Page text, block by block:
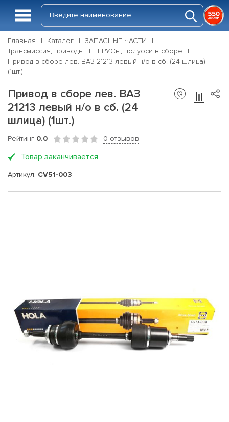
Главная Каталог
ЗАПАСНЫЕ ЧАСТИ
Трансмиссия, приводы
ШРУСы, полуоси в сборе
Привод в сборе лев. ВАЗ 21213 левый н/о в сб. (24 шлица)
(1шт.)
Привод в сборе лев. ВАЗ
21213 левый н/о в сб. (24
шлица) (1шт.)
Рейтинг 0.0 0 отзывов
Товар заканчивается
Артикул: CV51-003